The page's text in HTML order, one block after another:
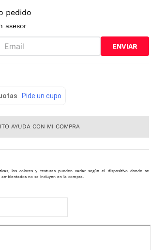
pedido
asesor
ENVIAR
AYUDA CON MI COMPRA
los colores y texturas pueden variar según el dispositivo donde se
no se incluyen en la compra.